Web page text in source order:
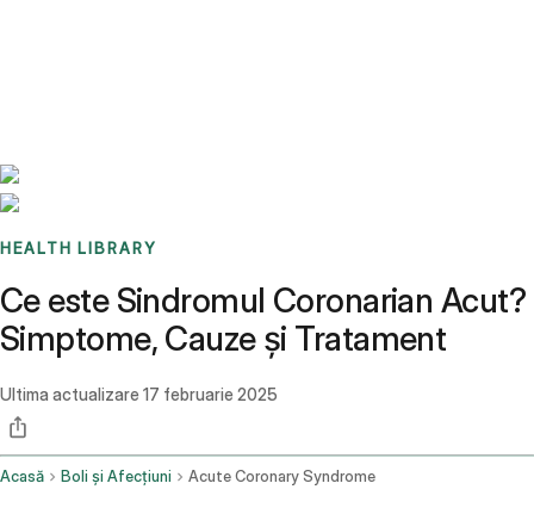
HEALTH LIBRARY
Ce este Sindromul Coronarian Acut?
Simptome, Cauze și Tratament
Ultima actualizare 17 februarie 2025
Acasă Boli și Afecțiuni Acute Coronary Syndrome